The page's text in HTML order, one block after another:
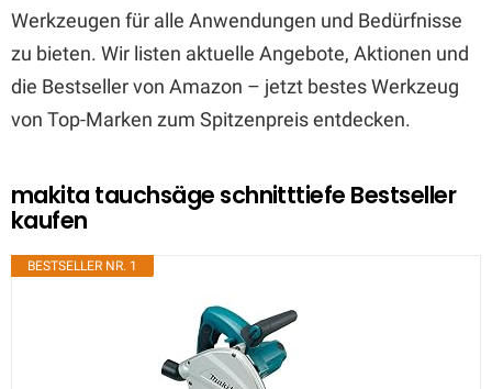
Werkzeugen für alle Anwendungen und Bedürfnisse
zu bieten. Wir listen aktuelle Angebote, Aktionen und
die Bestseller von Amazon – jetzt bestes Werkzeug
von Top-Marken zum Spitzenpreis entdecken.
makita tauchsäge schnitttiefe Bestseller
kaufen
BESTSELLER NR. 1